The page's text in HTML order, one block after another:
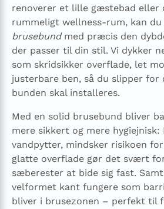
renoverer et lille gæstebad eller
rummeligt wellness-rum, kan du
brusebundmed præcis den
der passer til din stil. Vi dykker
som skridsikker overflade, let
justerbare ben, så du slipper for
bunden skal installeres.
Med en solid brusebund bliver
mere sikkert og mere hygiejnisk:
vandpytter, mindsker risikoen
glatte overflade gør det svært
sæberester at bide sig fast.
velformet kant fungere som
bliver i brusezonen – perfekt til